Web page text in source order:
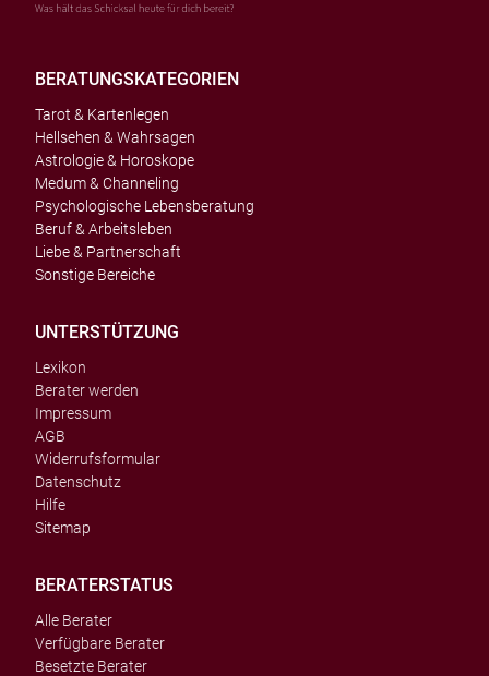
BERATUNGSKATEGORIEN
Tarot & Kartenlegen
Hellsehen & Wahrsagen
Astrologie & Horoskope
Medum & Channeling
Psychologische Lebensberatung
Beruf & Arbeitsleben
Liebe & Partnerschaft
Sonstige Bereiche
UNTERSTÜTZUNG
Lexikon
Berater werden
Impressum
AGB
Widerrufsformular
Datenschutz
Hilfe
Sitemap
BERATERSTATUS
Alle Berater
Verfügbare Berater
Besetzte Berater